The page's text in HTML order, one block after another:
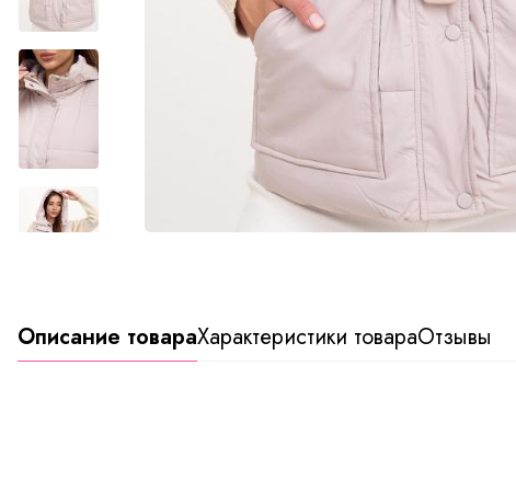
Описание товараХарактеристики товараОтзывы